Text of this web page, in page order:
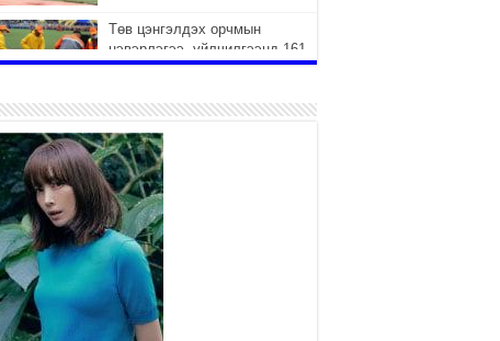
Төв цэнгэлдэх орчмын
цэвэрлэгээ, үйлчилгээнд 161
ажилтан, 27 техниктэй
2026 оны 7 сар 15 / 11 цаг 22 минут
Наадмын амралтын өдрүүдэд
нийслэлийн эрүүл мэндийн
байгууллагууд дараах
хуваарийн дагуу ажиллана
2026 оны 7 сар 15 / 11 цаг 18 минут
Үндэсний их баяр наадам
эхэллээ
2026 оны 7 сар 15 / 11 цаг 14 минут